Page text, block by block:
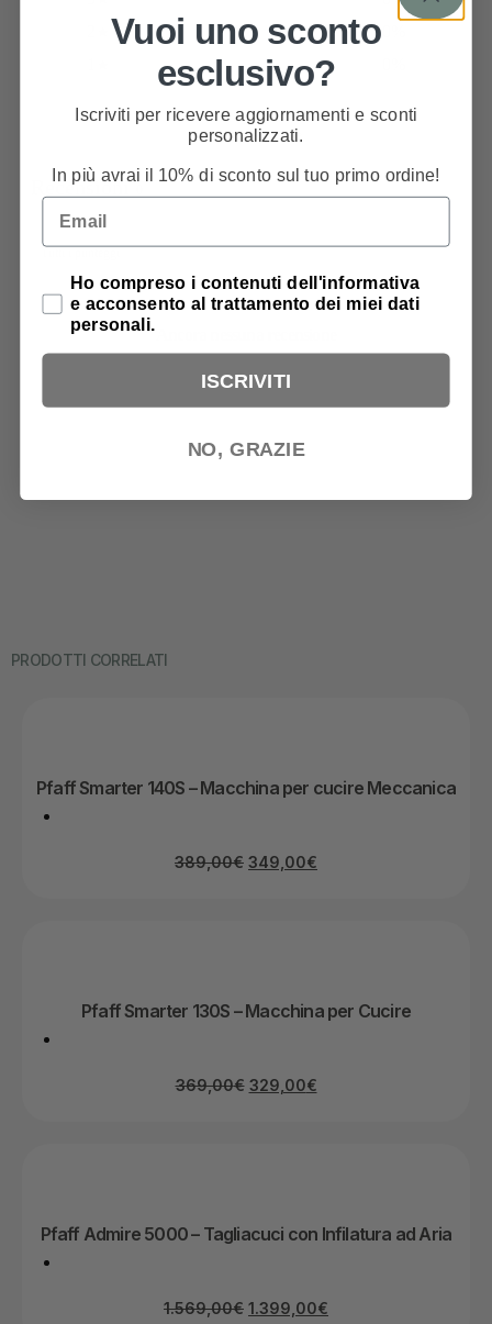
Scrivi una recensione
Recensioni
PRODOTTI CORRELATI
Pfaff Smarter 140S – Macchina per cucire Meccanica
389,00€ 349,00€
Pfaff Smarter 130S – Macchina per Cucire
369,00€ 329,00€
Pfaff Admire 5000 – Tagliacuci con Infilatura ad Aria
1.569,00€ 1.399,00€
Vuoi uno sconto
esclusivo?
Iscriviti per ricevere aggiornamenti e sconti
personalizzati.
In più avrai il 10% di sconto sul tuo primo ordine!
Email
Privacy Policy
Ho compreso i contenuti dell'informativa
e acconsento al trattamento dei miei dati
personali.
ISCRIVITI
NO, GRAZIE